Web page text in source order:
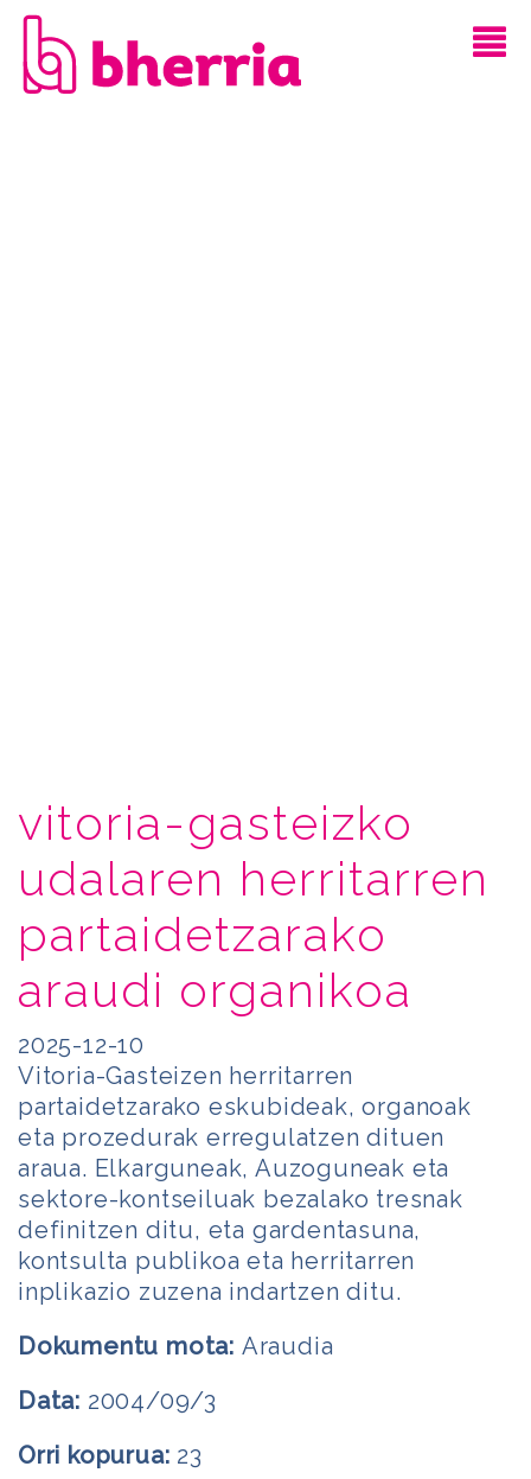
vitoria-gasteizko
udalaren herritarren
partaidetzarako
araudi organikoa
2025-12-10
Vitoria-Gasteizen herritarren
partaidetzarako eskubideak, organoak
eta prozedurak erregulatzen dituen
araua. Elkarguneak, Auzoguneak eta
sektore-kontseiluak bezalako tresnak
definitzen ditu, eta gardentasuna,
kontsulta publikoa eta herritarren
inplikazio zuzena indartzen ditu.
Dokumentu mota: Araudia
Data: 2004/09/3
Orri kopurua: 23